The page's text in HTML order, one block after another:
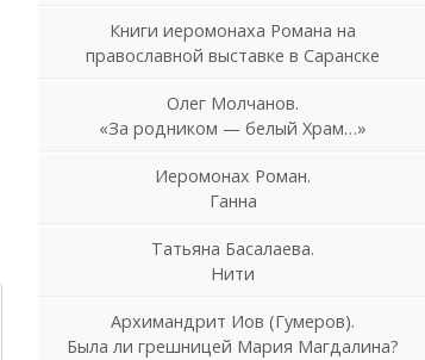
Книги иеромонаха Романа на
православной выставке в Саранске
Олег Молчанов.
«За родником — белый Храм…»
Иеромонах Роман.
Ганна
Татьяна Басалаева.
Нити
Архимандрит Иов (Гумеров).
Была ли грешницей Мария Магдалина?